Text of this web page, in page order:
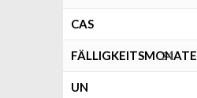
CAS
FÄLLIGKEITSMONATE
24
UN